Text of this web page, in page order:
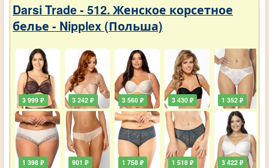
Darsi Trade - 512. Женское корсетное
белье - Nipplex (Польша)
3 999 ₽
1 398 ₽
3 242 ₽
901 ₽
3 560 ₽
1 758 ₽
3 430 ₽
1 518 ₽
1 352 ₽
3 422 ₽